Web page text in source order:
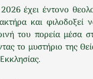
έχει έντονο
και φιλοδοξεί
του πορεία μέσα
το μυστήριο της